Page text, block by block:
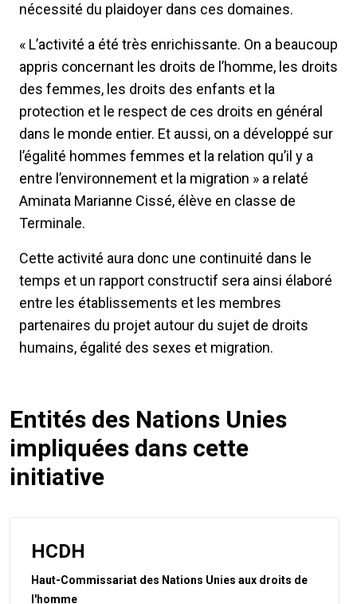
nécessité du plaidoyer dans ces domaines.
« L’activité a été très enrichissante. On a beaucoup
appris concernant les droits de l’homme, les droits
des femmes, les droits des enfants et la
protection et le respect de ces droits en général
dans le monde entier. Et aussi, on a développé sur
l’égalité hommes femmes et la relation qu’il y a
entre l’environnement et la migration » a relaté
Aminata Marianne Cissé, élève en classe de
Terminale.
Cette activité aura donc une continuité dans le
temps et un rapport constructif sera ainsi élaboré
entre les établissements et les membres
partenaires du projet autour du sujet de droits
humains, égalité des sexes et migration.
Entités des Nations Unies
impliquées dans cette
initiative
HCDH
Haut-Commissariat des Nations Unies aux droits de
l'homme